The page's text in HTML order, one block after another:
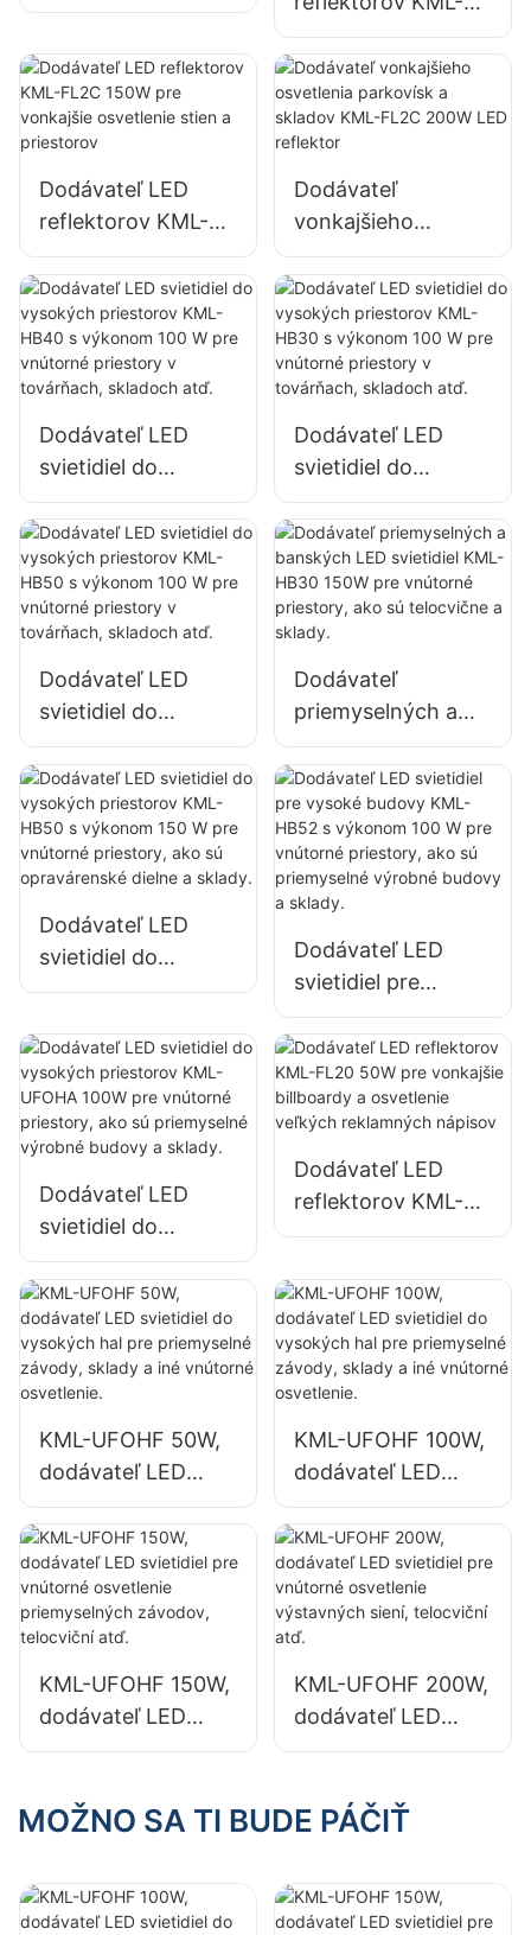
FL2C 50W pre
a osvetlenie
veľkých
reklamných
FL2C s výkonom
100 W pre
vonkajšie billboardy
a osvetlenie
reklamných
nápisov
Dodávateľ LED
reflektorov KML-
FL2C 150W pre
vonkajšie
osvetlenie stien a
priestorov
Dodávateľ
vonkajšieho
osvetlenia
parkovísk a skladov
KML-FL2C 200W
LED reflektor
Dodávateľ LED
svietidiel do
vysokých
priestorov KML-
HB40 s výkonom
100 W pre vnútorné
priestory v
skladoch atď.
Dodávateľ LED
svietidiel do
vysokých
priestorov KML-
HB30 s výkonom
100 W pre vnútorné
priestory v
skladoch atď.
Dodávateľ LED
svietidiel do
vysokých
priestorov KML-
HB50 s výkonom
100 W pre vnútorné
priestory v
skladoch atď.
Dodávateľ
priemyselných a
banských LED
svietidiel KML-
HB30 150W pre
vnútorné priestory,
ako sú telocvične a
sklady.
Dodávateľ LED
svietidiel do
vysokých
HB50 s výkonom
150 W pre vnútorné
priestory, ako sú
opravárenské
dielne a sklady.
Dodávateľ LED
svietidiel pre
vysoké budovy
KML-HB52 s
výkonom 100 W
pre vnútorné
priemyselné
výrobné budovy a
sklady.
Dodávateľ LED
svietidiel do
vysokých
priestorov KML-
UFOHA 100W pre
vnútorné priestory,
ako sú priemyselné
sklady.
Dodávateľ LED
reflektorov KML-
FL20 50W pre
a osvetlenie
veľkých
reklamných
nápisov
KML-UFOHF 50W,
dodávateľ LED
svietidiel do
vysokých hal pre
priemyselné
závody, sklady a
iné vnútorné
KML-UFOHF 100W,
dodávateľ LED
svietidiel do
vysokých hal pre
priemyselné
závody, sklady a
iné vnútorné
KML-UFOHF 150W,
dodávateľ LED
svietidiel pre
osvetlenie
atď.
KML-UFOHF 200W,
dodávateľ LED
svietidiel pre
osvetlenie
MOŽNO SA TI BUDE PÁČIŤ